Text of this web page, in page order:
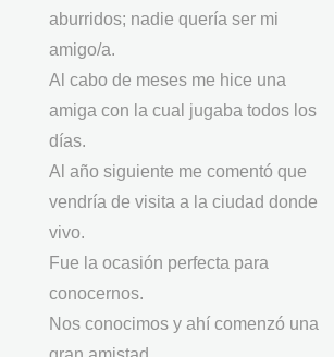
aburridos; nadie quería ser mi
amigo/a.
Al cabo de meses me hice una
amiga con la cual jugaba todos los
días.
Al año siguiente me comentó que
vendría de visita a la ciudad donde
vivo.
Fue la ocasión perfecta para
conocernos.
Nos conocimos y ahí comenzó una